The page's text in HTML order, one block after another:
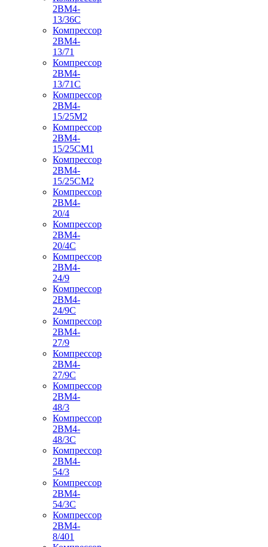
2ВМ4-
13/36С
Компрессор
2ВМ4-
13/71
Компрессор
2ВМ4-
13/71С
Компрессор
2ВМ4-
15/25М2
Компрессор
2ВМ4-
15/25СМ1
Компрессор
2ВМ4-
15/25СМ2
Компрессор
2ВМ4-
20/4
Компрессор
2ВМ4-
20/4С
Компрессор
2ВМ4-
24/9
Компрессор
2ВМ4-
24/9С
Компрессор
2ВМ4-
27/9
Компрессор
2ВМ4-
27/9С
Компрессор
2ВМ4-
48/3
Компрессор
2ВМ4-
48/3С
Компрессор
2ВМ4-
54/3
Компрессор
2ВМ4-
54/3С
Компрессор
2ВМ4-
8/401